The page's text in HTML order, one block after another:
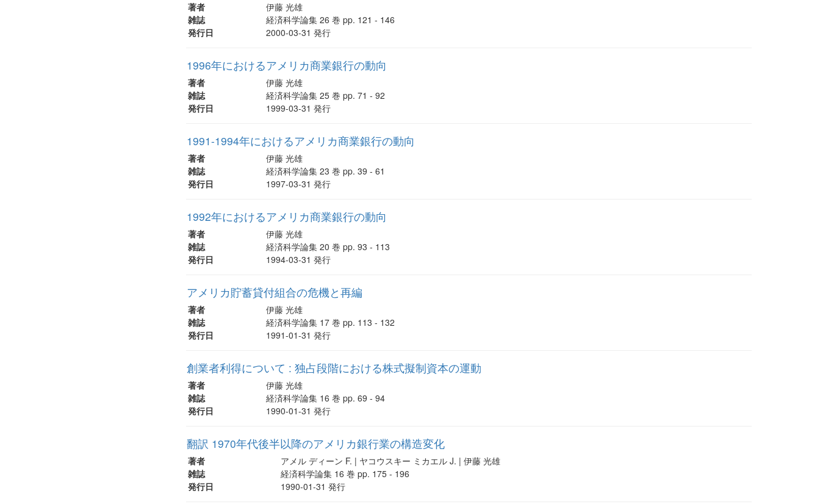
著者
伊藤 光雄
雑誌
経済科学論集 26 巻 pp. 121 - 146
発行日
2000-03-31 発行
1996年におけるアメリカ商業銀行の動向
著者
伊藤 光雄
雑誌
経済科学論集 25 巻 pp. 71 - 92
発行日
1999-03-31 発行
1991-1994年におけるアメリカ商業銀行の動向
著者
伊藤 光雄
雑誌
経済科学論集 23 巻 pp. 39 - 61
発行日
1997-03-31 発行
1992年におけるアメリカ商業銀行の動向
著者
伊藤 光雄
雑誌
経済科学論集 20 巻 pp. 93 - 113
発行日
1994-03-31 発行
アメリカ貯蓄貸付組合の危機と再編
著者
伊藤 光雄
雑誌
経済科学論集 17 巻 pp. 113 - 132
発行日
1991-01-31 発行
創業者利得について : 独占段階における株式擬制資本の運動
著者
伊藤 光雄
雑誌
経済科学論集 16 巻 pp. 69 - 94
発行日
1990-01-31 発行
翻訳 1970年代後半以降のアメリカ銀行業の構造変化
著者
アメル ディーン F. | ヤコウスキー ミカエル J. | 伊藤 光雄
雑誌
経済科学論集 16 巻 pp. 175 - 196
発行日
1990-01-31 発行